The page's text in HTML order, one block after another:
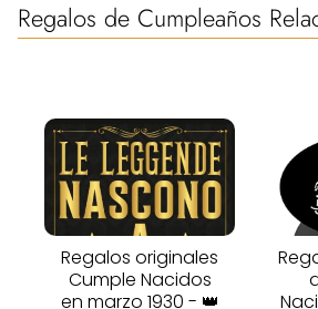
Regalos de Cumpleaños
Regalos originales
Cumple Nacidos
en marzo 1930 - 👑